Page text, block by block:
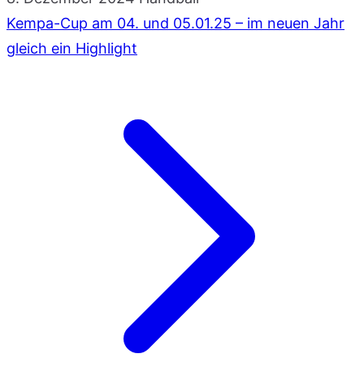
Kempa-Cup am 04. und 05.01.25 – im neuen Jahr
gleich ein Highlight